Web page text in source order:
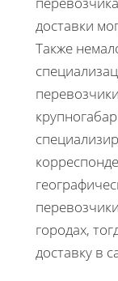
доставки
Также
городах,
доставку в